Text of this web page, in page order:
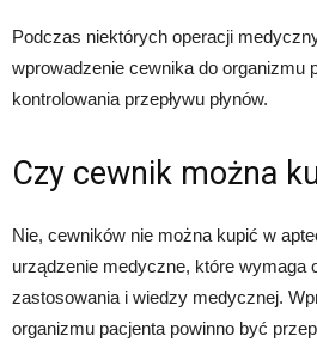
Podczas niektórych operacji
wprowadzenie cewnika do organizmu
kontrolowania przepływu płynów.
Czy cewnik można
Nie, cewników nie można kupić w
urządzenie medyczne, które wymaga
zastosowania i wiedzy medycznej.
organizmu pacjenta powinno być